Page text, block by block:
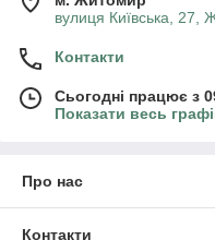
вулиця Київська, 27,
Контакти
Сьогодні працює з
Показати весь
Про нас
Контакти